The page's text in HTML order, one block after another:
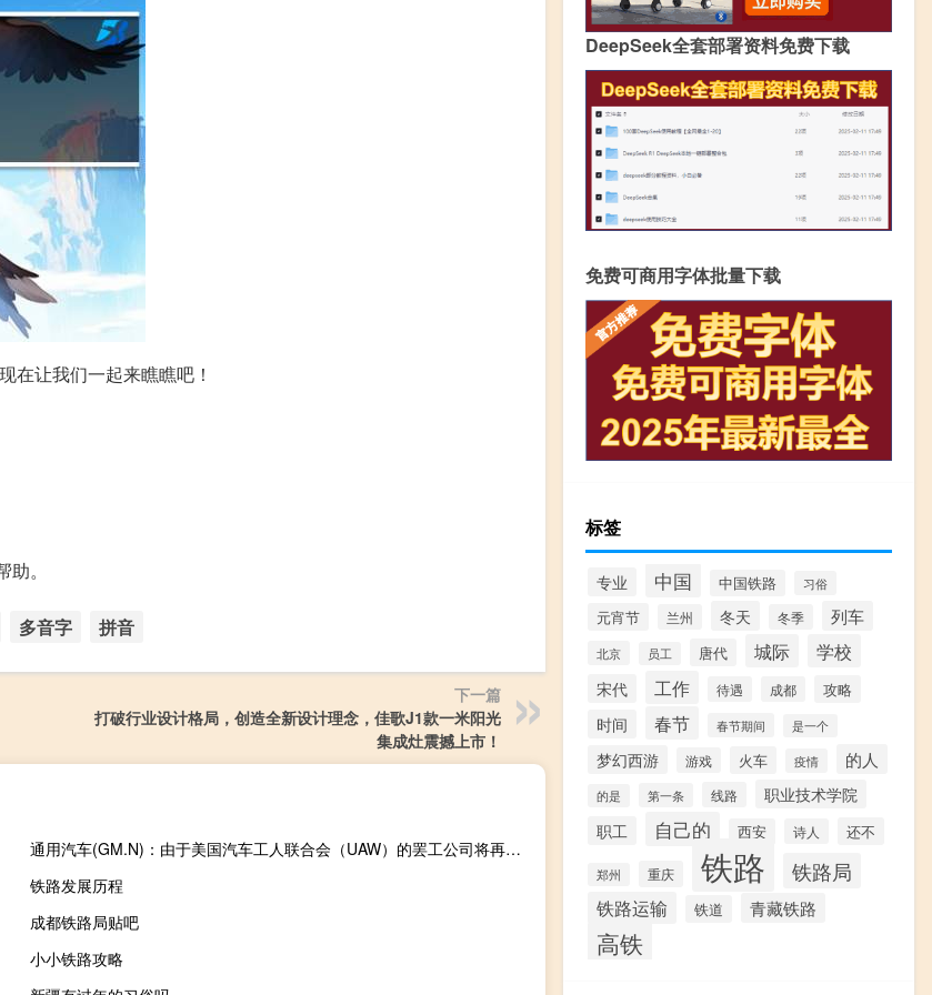
在让我们一起来瞧瞧吧！
。
多音字 拼音
下一篇
打破行业设计格局，创造全新设计理念，佳歌J1款一米阳光
集成灶震撼上市！
通用汽车(GM.N)：由于美国汽车工人联合会（UAW）的罢工公司将再次裁员160名在俄亥俄州和印第安纳州的工人
铁路发展历程
成都铁路局贴吧
小小铁路攻略
DeepSeek全套部署资料免费下载
免费可商用字体批量下载
标签
专业 中国 中国铁路 习俗
元宵节 兰州 冬天 冬季 列车
北京 员工 唐代 城际 学校
宋代 工作 待遇 成都 攻略
时间 春节 春节期间 是一个
梦幻西游 游戏 火车 疫情 的人
的是 第一条 线路
职业技术学院
职工
自己的 西安 诗人 还不
郑州 重庆 铁路 铁路局
铁路运输 铁道 青藏铁路
高铁